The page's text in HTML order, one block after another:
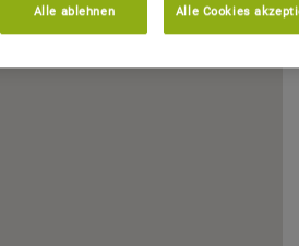
Alle ablehnen Alle Cookies